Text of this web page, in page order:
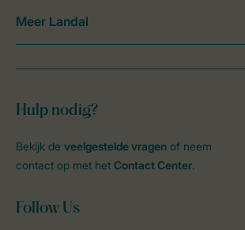
Hulp nodig?
Bekijk de veelgestelde vragen of neem
contact op met het Contact Center.
Follow Us
Meer Landal